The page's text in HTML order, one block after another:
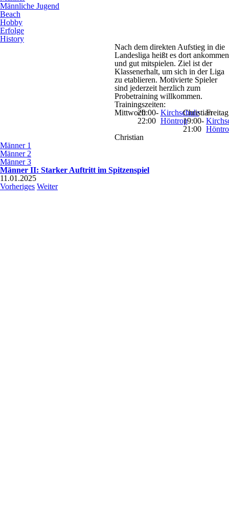
Männliche Jugend
Beach
Hobby
Erfolge
History
Nach dem direkten Aufstieg in die
Landesliga heißt es dort ankommen
und gut mitspielen. Ziel ist der
Klassenerhalt, um sich in der Liga
zu etablieren. Motivierte Spieler
sind jederzeit herzlich zum
Probetraining willkommen.
Trainingszeiten:
Mittwoch20:00-
22:00
Kirchschule
Höntrop
ChristianFreitag
19:00-
21:00
Christian
Männer 1
Männer 2
Männer 3
Männer II: Starker Auftritt im Spitzenspiel
11.01.2025
Vorheriges Weiter